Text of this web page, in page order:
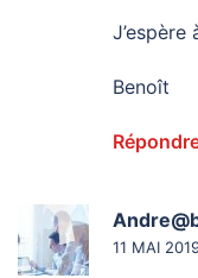
J’espère
Benoît
11 MAI